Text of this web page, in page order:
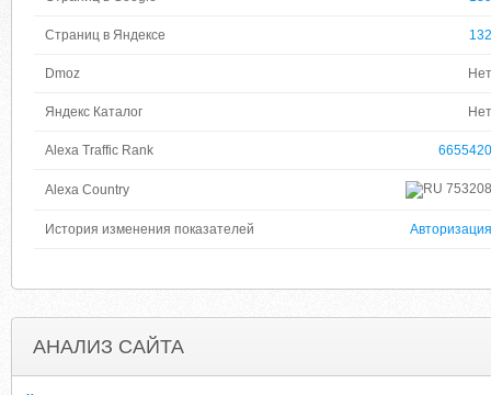
Страниц в Яндексе 132
Dmoz Нет
Яндекс Каталог Нет
Alexa Traffic Rank 6655420
Alexa Country 753208
История изменения показателей Авторизация
АНАЛИЗ САЙТА